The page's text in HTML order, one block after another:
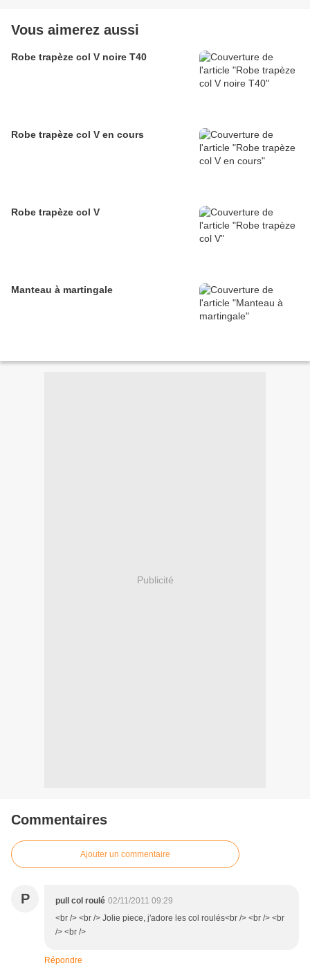
Vous aimerez aussi
Robe trapèze col V noire T40
Robe trapèze col V en cours
Robe trapèze col V
Manteau à martingale
Publicité
Commentaires
Ajouter un commentaire
P pull col roulé 02/11/2011 09:29
<br /> <br /> Jolie piece, j'adore les col roulés<br /> <br /> <br
/> <br />
Répondre